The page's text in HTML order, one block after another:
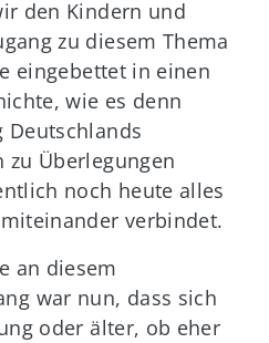
den Kindern und
zu diesem Thema
eingebettet in einen
wie es denn
Deutschlands
Überlegungen
noch heute alles
verbindet.
an diesem
war nun, dass sich
oder älter, ob eher